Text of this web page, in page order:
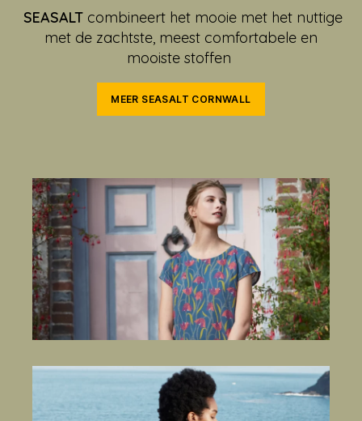
SEASALT combineert het mooie met het nuttige
met de zachtste, meest comfortabele en
mooiste stoffen
MEER SEASALT CORNWALL